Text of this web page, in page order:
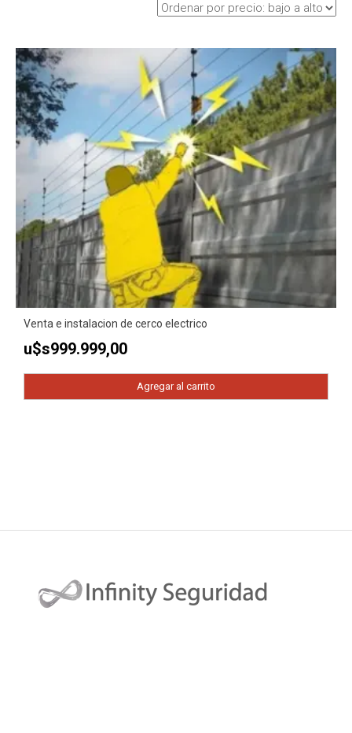
Venta e instalacion de cerco electrico
u$s999.999,00
Agregar al carrito